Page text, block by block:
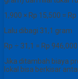
1,900 × Rp 15,500 = Rp
Lalu dibagi 31,1 gram
Rp ÷ 31,1 = Rp
Jika ditambah biaya
lokal bisa berkisar